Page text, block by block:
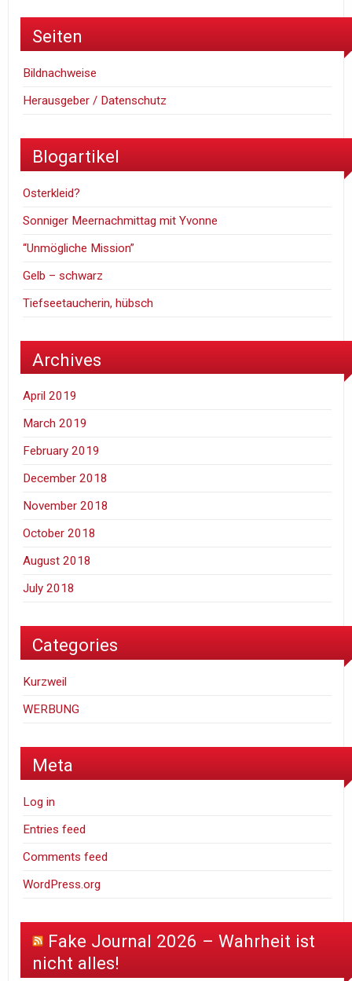
Seiten
Bildnachweise
Herausgeber / Datenschutz
Blogartikel
Osterkleid?
Sonniger Meernachmittag mit Yvonne
“Unmögliche Mission”
Gelb – schwarz
Tiefseetaucherin, hübsch
Archives
April 2019
March 2019
February 2019
December 2018
November 2018
October 2018
August 2018
July 2018
Categories
Kurzweil
WERBUNG
Meta
Log in
Entries feed
Comments feed
WordPress.org
Fake Journal 2026 – Wahrheit ist
nicht alles!